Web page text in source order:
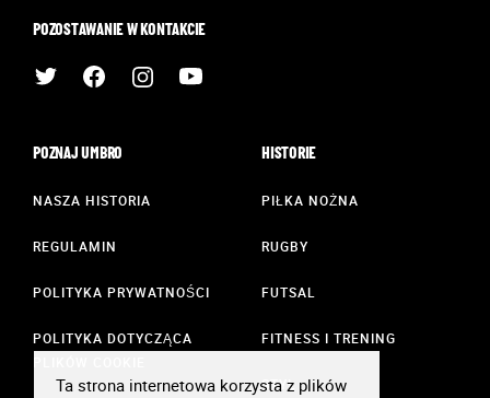
POZOSTAWANIE W KONTAKCIE
POZNAJ UMBRO
NASZA HISTORIA
REGULAMIN
POLITYKA PRYWATNOŚCI
POLITYKA DOTYCZĄCA
HISTORIE
PIŁKA NOŻNA
RUGBY
FUTSAL
FITNESS I TRENING
STYL
Ta strona internetowa korzysta z plików